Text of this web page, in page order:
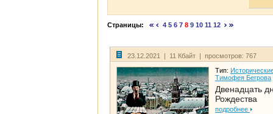
Страницы: 4 5 6 7 8 9 10 11 12
23.12.2021 | 11 Кбайт | просмотров: 767
Тип:
Тимофея Бегрова
Двенадцать
Рождества
подробнее